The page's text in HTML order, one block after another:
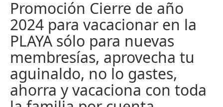
Promoción Cierre de año
2024 para vacacionar en la
PLAYA sólo para nuevas
membresías, aprovecha tu
aguinaldo, no lo gastes,
ahorra y vacaciona con toda